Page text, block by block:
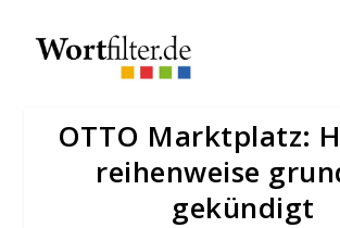
OTTO Marktplatz:
reihenweise
gekündigt